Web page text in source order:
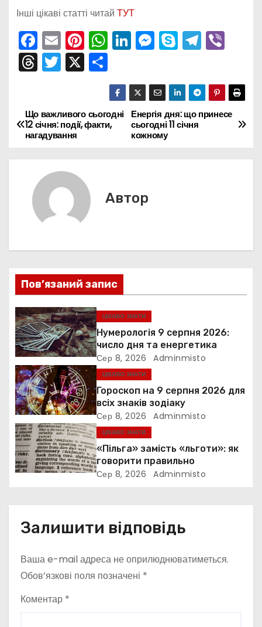
Інші цікаві статті читай ТУТ
F
a
c
b
o
o
k
E
m
ai
Pi
nt
er
st
W
h
a
ts
A
p
p
Li
n
k
e
dI
n
M
e
s
s
e
n
g
S
k
y
p
e
T
el
e
gr
a
Vi
er
T
hr
a
d
s
T
w
er
X П
о
ді
л
и
т
с
я
Н
а
і
я
з
а
п
и
с
і
Енергія дня: що принесе
сьогодні 11 січня
кожному
Що важливого сьогодні
12 січня: події, факти,
нагадування
Автор
Пов’язаний запис
ЦІКАВО ЗНАТИ
Нумерологія 9 серпня 2026:
число дня та енергетика
Сер 8, 2026 Adminmisto
ЦІКАВО ЗНАТИ
Гороскоп на 9 серпня 2026 для
всіх знаків зодіаку
Сер 8, 2026 Adminmisto
ЦІКАВО ЗНАТИ
«Пільга» замість «льготи»: як
говорити правильно
Сер 8, 2026 Adminmisto
Залишити відповідь
Ваша e-mail адреса не оприлюднюватиметься.
Обов’язкові поля позначені *
Коментар *